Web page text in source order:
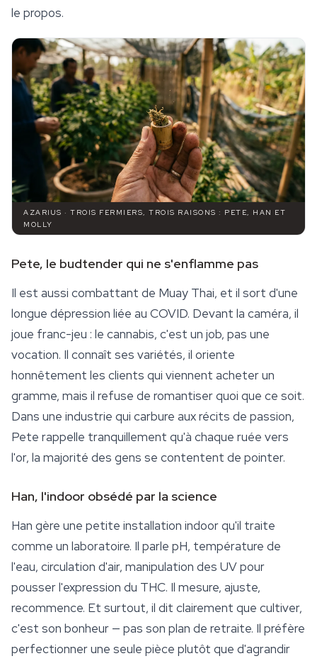
le propos.
AZARIUS · TROIS FERMIERS, TROIS RAISONS : PETE, HAN ET
MOLLY
Pete, le budtender qui ne s'enflamme pas
Il est aussi combattant de Muay Thai, et il sort d'une
longue dépression liée au COVID. Devant la caméra, il
joue franc-jeu : le cannabis, c'est un job, pas une
vocation. Il connaît ses variétés, il oriente
honnêtement les clients qui viennent acheter un
gramme, mais il refuse de romantiser quoi que ce soit.
Dans une industrie qui carbure aux récits de passion,
Pete rappelle tranquillement qu'à chaque ruée vers
l'or, la majorité des gens se contentent de pointer.
Han, l'indoor obsédé par la science
Han gère une petite installation indoor qu'il traite
comme un laboratoire. Il parle pH, température de
l'eau, circulation d'air, manipulation des UV pour
pousser l'expression du THC. Il mesure, ajuste,
recommence. Et surtout, il dit clairement que cultiver,
c'est son bonheur — pas son plan de retraite. Il préfère
perfectionner une seule pièce plutôt que d'agrandir